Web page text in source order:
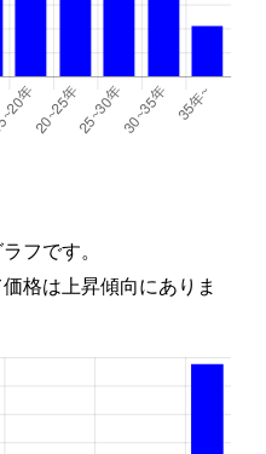
フです。
格は上昇傾向にありま